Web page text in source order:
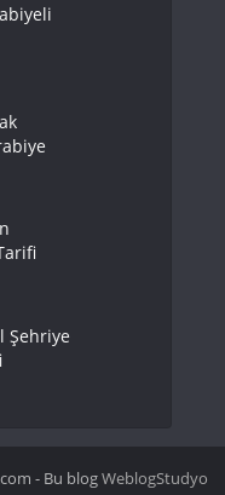
Şehriye
- Bu blogWeblogStudyo